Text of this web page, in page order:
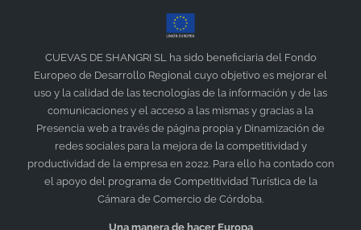
CUEVAS DE SHANGRI SL ha sido beneficiaria del Fondo
Europeo de Desarrollo Regional cuyo objetivo es mejorar el
uso y la calidad de las tecnologías de la información y de las
comunicaciones y el acceso a las mismas y gracias a la
Presencia web a través de página propia y Dinamización de
redes sociales para la mejora de la competitividad y
productividad de la empresa en 2022. Para ello ha contado con
el apoyo del programa de Competitividad Turística de la
Cámara de Comercio de Córdoba.
Una manera de hacer Europa